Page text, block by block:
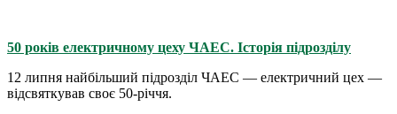
50 років електричному цеху ЧАЕС. Історія підрозділу
12 липня найбільший підрозділ ЧАЕС — електричний цех —
відсвяткував своє 50-річчя.